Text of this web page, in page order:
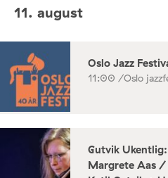
11. august
Oslo Jazz
11:00 /Oslo
Gutvik
Margrete Aas /